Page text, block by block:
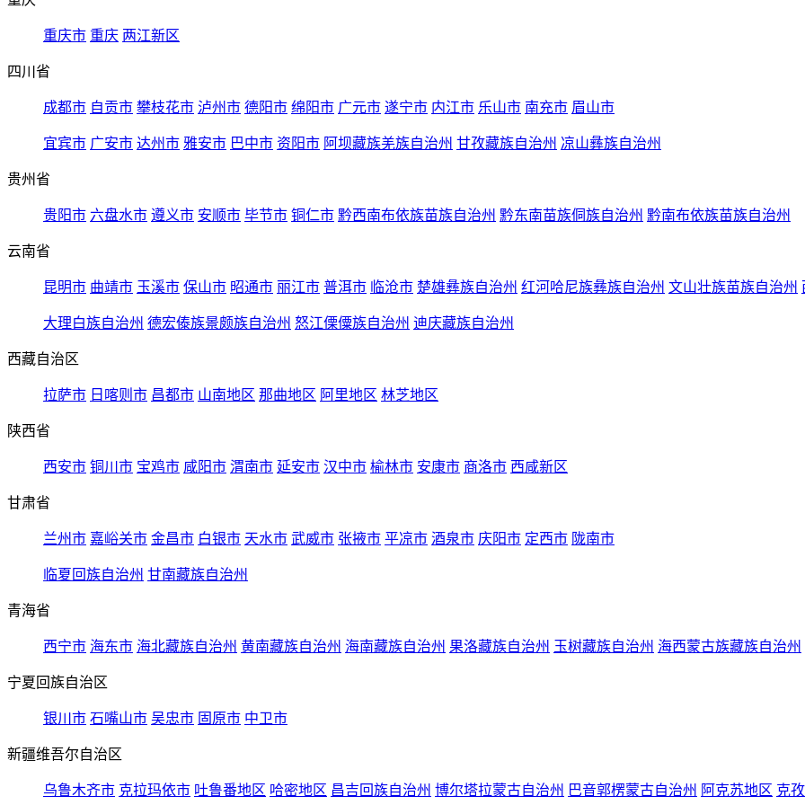
重庆市 重庆 两江新区
四川省
成都市 自贡市 攀枝花市 泸州市 德阳市 绵阳市 广元市 遂宁市 内江市 乐山市 南充市 眉山市
宜宾市 广安市 达州市 雅安市 巴中市 资阳市 阿坝藏族羌族自治州 甘孜藏族自治州 凉山彝族自治州
贵州省
贵阳市 六盘水市 遵义市 安顺市 毕节市 铜仁市 黔西南布依族苗族自治州 黔东南苗族侗族自治州 黔南布依族苗族自治州
云南省
昆明市 曲靖市 玉溪市 保山市 昭通市 丽江市 普洱市 临沧市 楚雄彝族自治州 红河哈尼族彝族自治州 文山壮族苗族自治州
大理白族自治州 德宏傣族景颇族自治州 怒江傈僳族自治州 迪庆藏族自治州
西藏自治区
拉萨市 日喀则市 昌都市 山南地区 那曲地区 阿里地区 林芝地区
陕西省
西安市 铜川市 宝鸡市 咸阳市 渭南市 延安市 汉中市 榆林市 安康市 商洛市 西咸新区
甘肃省
兰州市 嘉峪关市 金昌市 白银市 天水市 武威市 张掖市 平凉市 酒泉市 庆阳市 定西市 陇南市
临夏回族自治州 甘南藏族自治州
青海省
西宁市 海东市 海北藏族自治州 黄南藏族自治州 海南藏族自治州 果洛藏族自治州 玉树藏族自治州 海西蒙古族藏族自治州
宁夏回族自治区
银川市 石嘴山市 吴忠市 固原市 中卫市
新疆维吾尔自治区
乌鲁木齐市 克拉玛依市 吐鲁番地区 哈密地区 昌吉回族自治州 博尔塔拉蒙古自治州 巴音郭楞蒙古自治州 阿克苏地区 克